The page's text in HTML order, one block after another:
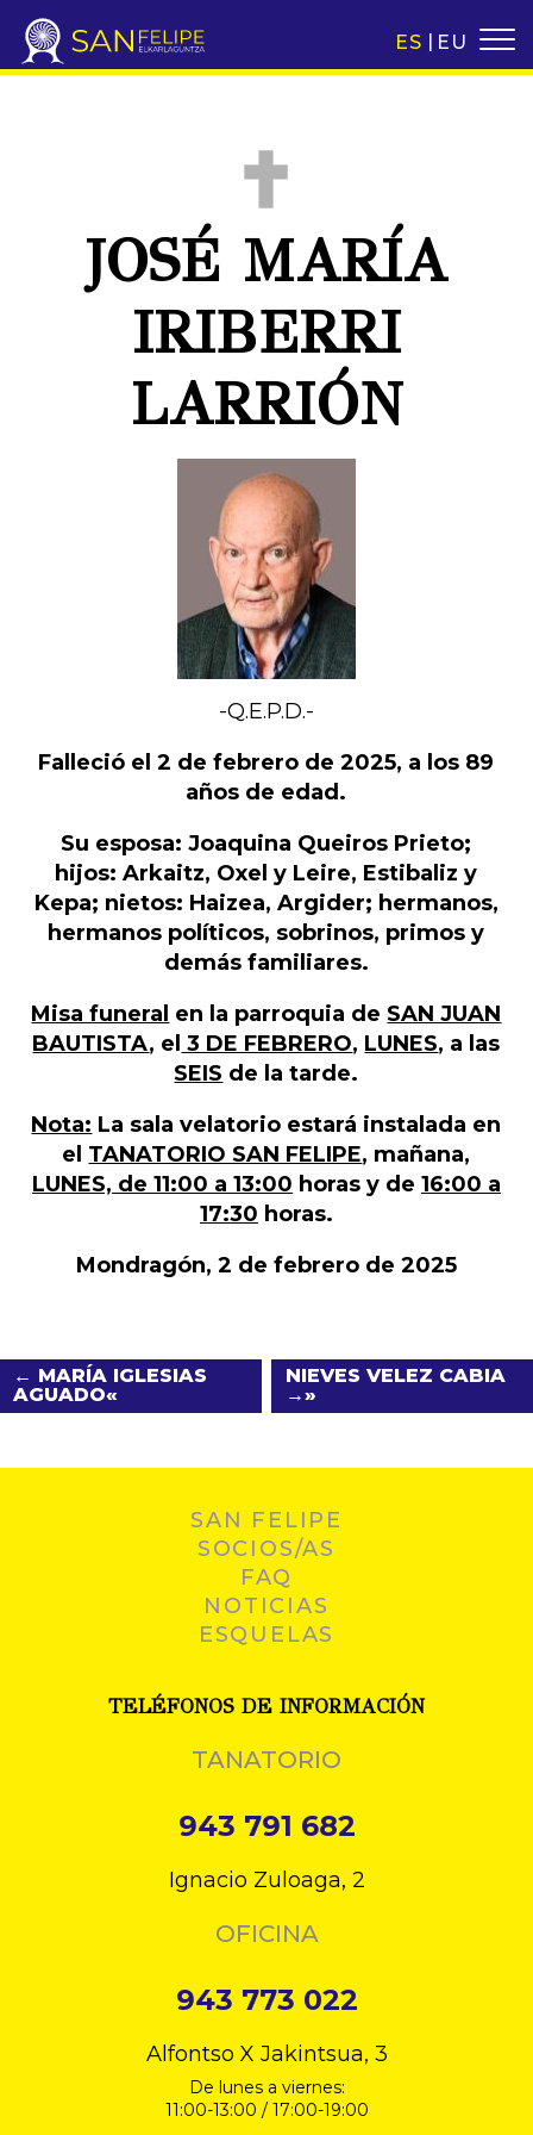
ES EU
JOSÉ MARÍA
IRIBERRI
LARRIÓN
-Q.E.P.D.-
Falleció el 2 de febrero de 2025, a los 89
años de edad.
Su esposa: Joaquina Queiros Prieto;
hijos: Arkaitz, Oxel y Leire, Estibaliz y
Kepa; nietos: Haizea, Argider; hermanos,
hermanos políticos, sobrinos, primos y
demás familiares.
Misa funeral en la parroquia de SAN JUAN
BAUTISTA, el 3 DE FEBRERO, LUNES, a las
SEIS de la tarde.
Nota: La sala velatorio estará instalada en
el TANATORIO SAN FELIPE, mañana,
LUNES, de 11:00 a 13:00 horas y de 16:00 a
17:30 horas.
Mondragón, 2 de febrero de 2025
← MARÍA IGLESIAS
AGUADO
NIEVES VELEZ CABIA
→
SAN FELIPE
SOCIOS/AS
FAQ
NOTICIAS
ESQUELAS
TELÉFONOS DE INFORMACIÓN
TANATORIO
943 791 682
Ignacio Zuloaga, 2
OFICINA
943 773 022
Alfontso X Jakintsua, 3
De lunes a viernes:
11:00-13:00 / 17:00-19:00